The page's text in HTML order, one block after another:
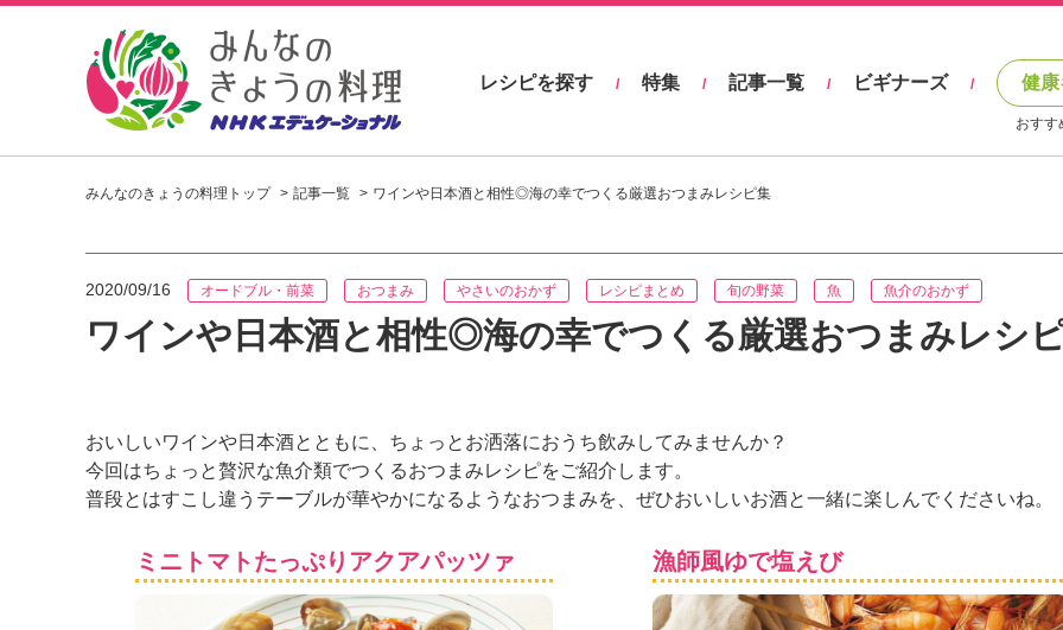
し
ピ
を
う
。
N
エ
デ
ュ
レシピを探す / 特集 / 記事一覧 / ビギナーズ / 健
おすす
みんなのきょうの料理トップ 記事一覧 ワインや日本酒と相性◎海の幸でつくる厳選おつまみレシピ集
2020/09/16 オードブル・前菜 おつまみ やさいのおかず レシピまとめ 旬の野菜 魚 魚介のおかず
ワインや日本酒と相性◎海の幸でつくる厳選おつまみレシ
おいしいワインや日本酒とともに、ちょっとお洒落におうち飲みしてみませんか？
今回はちょっと贅沢な魚介類でつくるおつまみレシピをご紹介します。
普段とはすこし違うテーブルが華やかになるようなおつまみを、ぜひおいしいお酒と一緒に楽しんでくださいね。
ミニトマトたっぷりアクアパッツァ 漁師風ゆで塩えび